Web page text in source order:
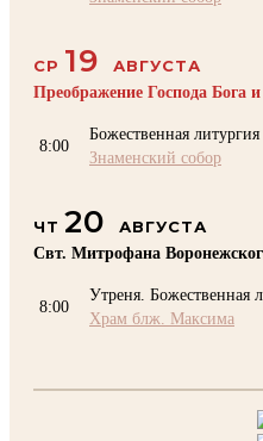
СР 19
АВГУСТА
Преображение Господа Бога
8:00
Божественная литургия
Знаменский собор
ЧТ 20
АВГУСТА
Свт. Митрофана
8:00
Утреня. Божественная
Храм блж. Максима